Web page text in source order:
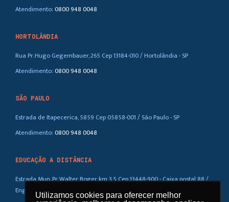
Utilizamos cookies para oferecer melhor
Utilizamos cookies para oferecer melhor
Atendimento:0800 948 0048
HORTOLÂNDIA
Rua Pr. Hugo Gegembauer, 265 Cep 13184-010 / Hortolândia - SP
Atendimento:0800 948 0048
SÃO PAULO
Estrada de Itapecerica, 5859 Cep 05858-001 / São Paulo - SP
Atendimento:0800 948 0048
EDUCAÇÃO A DISTÂNCIA
Estrada Mun. Pr. Walter Boger, km 3,5 Cep 13448-900 - Caixa postal 88 /
Eng. Coelho – SP